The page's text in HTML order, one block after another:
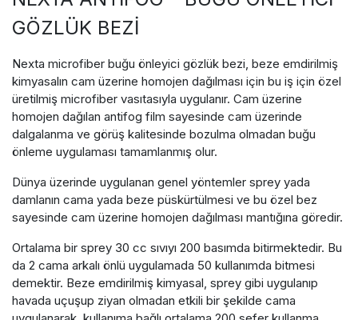
GÖZLÜK BEZİ
Nexta microfiber buğu önleyici gözlük bezi, beze emdirilmiş
kimyasalın cam üzerine homojen dağılması için bu iş için özel
üretilmiş microfiber vasıtasıyla uygulanır. Cam üzerine
homojen dağılan antifog film sayesinde cam üzerinde
dalgalanma ve görüş kalitesinde bozulma olmadan buğu
önleme uygulaması tamamlanmış olur.
Dünya üzerinde uygulanan genel yöntemler sprey yada
damlanın cama yada beze püskürtülmesi ve bu özel bez
sayesinde cam üzerine homojen dağılması mantığına göredir.
Ortalama bir sprey 30 cc sıvıyı 200 basımda bitirmektedir. Bu
da 2 cama arkalı önlü uygulamada 50 kullanımda bitmesi
demektir. Beze emdirilmiş kimyasal, sprey gibi uygulanıp
havada uçuşup ziyan olmadan etkili bir şekilde cama